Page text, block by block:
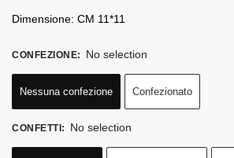
Dimensione: CM 11*11
CONFEZIONE: No selection
Nessuna confezione Confezionato
CONFETTI: No selection